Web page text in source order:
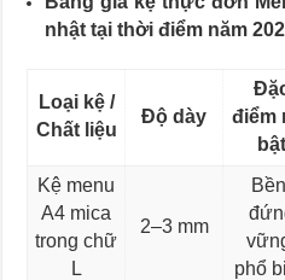
nhật tại thời điểm năm
Loại kệ /
Chất liệu
Độ dày
điểm
bật
Kệ menu
A4 mica
trong chữ
L
2–3 mm
phổ